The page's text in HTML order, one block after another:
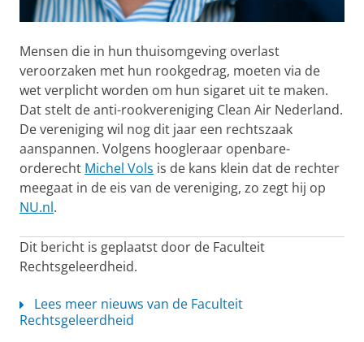
Mensen die in hun thuisomgeving overlast
veroorzaken met hun rookgedrag, moeten via de
wet verplicht worden om hun sigaret uit te maken.
Dat stelt de anti-rookvereniging Clean Air Nederland.
De vereniging wil nog dit jaar een rechtszaak
aanspannen. Volgens hoogleraar openbare-
orderecht Michel Vols is de kans klein dat de rechter
meegaat in de eis van de vereniging, zo zegt hij op
NU.nl.
Dit bericht is geplaatst door de Faculteit
Rechtsgeleerdheid.
Lees meer nieuws van de Faculteit
Rechtsgeleerdheid